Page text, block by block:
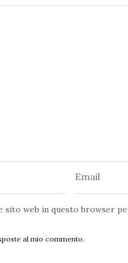
sito web in questo browser
al mio commento.